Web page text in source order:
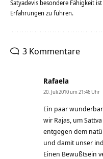
Satyadevis besondere Fähigkeit
Erfahrungen zu führen.
3 Kommentare
Rafaela
20. Juli 2010 um 21:46 Uhr
Ein paar
wir Rajas, um
entgegen dem
und damit unser
Einen Bewußtsein